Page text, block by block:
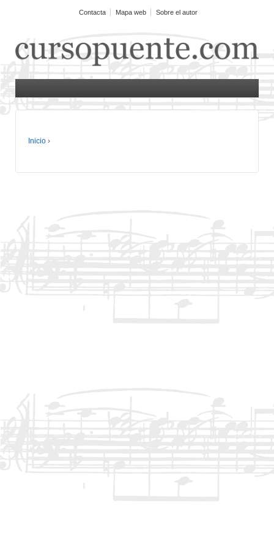
Contacta Mapa web Sobre el autor
Inicio ›